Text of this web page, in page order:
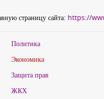
страницу сайта: https://
Политика
Экономика
Защита прав
ЖКХ